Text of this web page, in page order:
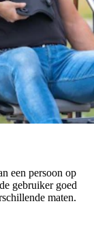
een persoon op
gebruiker goed
maten.